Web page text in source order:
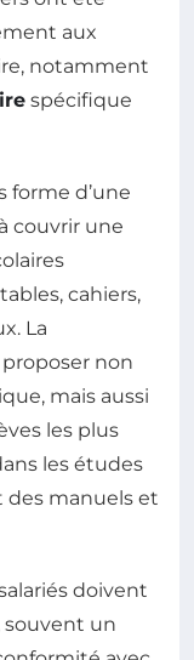
aux
notamment
spécifique
forme d’une
couvrir une
cahiers,
La
non
mais aussi
les plus
les études
des manuels et
doivent
souvent un